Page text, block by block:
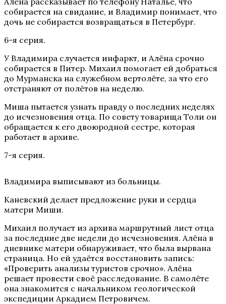
собирается на свидание, и Владимир понимает, что
дочь не собирается возвращаться в Петербург.
6-я серия.
У Владимира случается инфаркт, и Алёна срочно
собирается в Питер. Михаил помогает ей добраться
до Мурманска на служебном вертолёте, за что его
отстраняют от полётов на неделю.
Миша пытается узнать правду о последних неделях
до исчезновения отца. По совету товарища Толи он
обращается к его двоюродной сестре, которая
работает в архиве.
7-я серия.
Владимира выписывают из больницы.
Каневский делает предложение руки и сердца
матери Миши.
Михаил получает из архива маршрутный лист отца
за последние две недели до исчезновения. Алёна в
дневнике матери обнаруживает, что была вырвана
страница. Но ей удаётся восстановить запись:
«Проверить анализы туристов срочно». Алёна
решает провести своё расследование. В самолёте
она знакомится с начальником геологической
экспедиции Аркадием Петровичем.